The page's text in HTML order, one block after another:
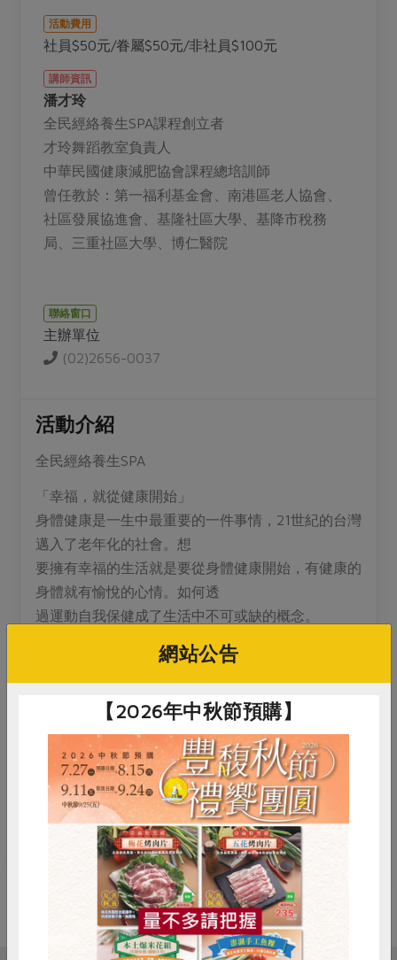
保健食品
居家好物
美妝保養 個人清潔
家庭清潔
日用品 圖書禮品
防災用品
優惠專區
素食專區
涼拌沙拉
飲品
主題食譜
異國料理
年菜食譜
養身食補
高麗菜海鮮煎餅
議題活動
主婦聯盟X樂齡網特約優惠案
30%rPET紅烏龍茶
2024農業發展計畫年度報告
更多議題活動
傳到心坎裡，誠心又澎派
廢核運動
減添加物 減塑減廢
公益金
更多議題
生活者e週報
綠主張月刊
典藏閱覽室
合作社法規
社務專區
選舉專區
最新消息
地區活動
活動報下載
活動費用
社員$50元/眷屬$50元/非社員$100元
講師資訊
潘才玲
全民經絡養生SPA課程創立者
才玲舞蹈教室負責人
中華民國健康減肥協會課程總培訓師
曾任教於：第一福利基金會、南港區老人協會、
社區發展協進會、基隆社區大學、基降市稅務
局、三重社區大學、博仁醫院
聯絡窗口
主辦單位
(02)2656-0037
活動介紹
全民經絡養生SPA
「幸福，就從健康開始」
身體健康是一生中最重要的一件事情，21世紀的台灣
邁入了老年化的社會。想
要擁有幸福的生活就是要從身體健康開始，有健康的
身體就有愉悅的心情。如何透
過運動自我保健成了生活中不可或缺的概念。
2、雙手解末梢
3、手腕放鬆
4、心經操
5、肺經操
6、心包經操
▲歡迎您邀請好朋友、厝邊好鄰居，一起來紓壓~~~
RPET 食譜 減硝酸鹽
雞蛋 食安 共同購買
網站公告
【2026年中秋節預購】